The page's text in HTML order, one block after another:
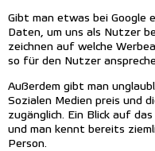
Gibt man etwas bei Google
Daten, um uns als Nutzer
zeichnen auf welche
so für den Nutzer
Außerdem gibt man
Sozialen Medien preis und
zugänglich. Ein Blick auf
und man kennt bereits
Person.